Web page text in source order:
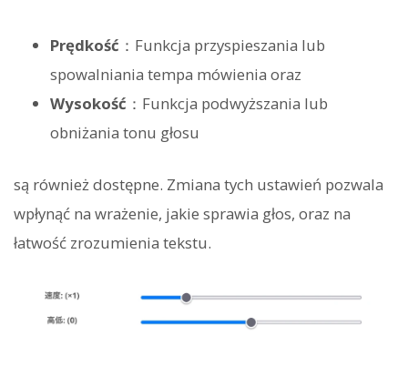
Prędkość ：Funkcja przyspieszania lub
spowalniania tempa mówienia oraz
Wysokość ：Funkcja podwyższania lub
obniżania tonu głosu
są również dostępne. Zmiana tych ustawień pozwala
wpłynąć na wrażenie, jakie sprawia głos, oraz na
łatwość zrozumienia tekstu.